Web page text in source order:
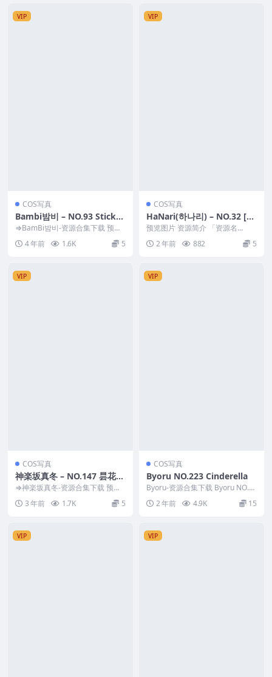
VIP
COS写真
Bambi밤비 – NO.93 Sticky
Boosette[196P-1.32GB]
⇒BamBi밤비-资源合集下载 预览
图片 资源简介 「资源名称」：Ba
mbi밤비...
4 年前 1.6K 5
VIP
COS写真
HaNari(하나리) – NO.32 [Pa
ranhosu] Vol.2-Bloom Par
t1+Part2[120P-1.30G]
预览图片 资源简介 「资源名
称」：HaNari(하나리) – NO.32 [P
a... 2 年前 882 5
VIP
COS写真
神楽坂真冬 – NO.147 昙花一
现[75P2V-417MB]
⇒神楽坂真冬-资源合集下载 预览
图片 资源简介 「资源名称」：神
楽坂真冬 – N...
3 年前 1.7K 5
VIP
COS写真
Byoru NO.223 Cinderella
Byoru-资源合集下载 Byoru NO.2
2 年前 4.9K 15
VIP VIP